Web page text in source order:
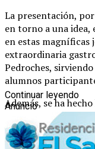
La presentación,
en torno a una
en estas magníficas
extraordinaria
Pedroches,
alumnos
Además, se ha
las jornadas es
vinos y quesos,
mismas.
Continuar leyendo
Anuncio